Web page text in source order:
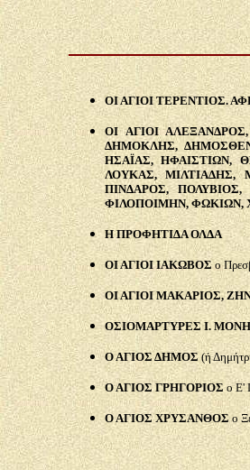
ΟΙ ΑΓΙΟΙ ΤΕΡΕΝΤΙΟΣ.
ΟΙ ΑΓΙΟΙ
ΔΗΜΟΚΛΗΣ,
ΗΣΑΪΑΣ, ΗΦΑΙΣΤΙΩΝ,
ΛΟΥΚΑΣ, ΜΙΛΤΙΑΔΗΣ,
ΠΙΝΔΑΡΟΣ,
ΦΙΛΟΠΟΙΜΗΝ, ΦΩΚΙΩΝ,
Η ΠΡΟΦΗΤΙΔΑ ΟΛΔΑ
ΟΙ ΑΓΙΟΙ ΙΑΚΩΒΟΣο
ΟΙ ΑΓΙΟΙ ΜΑΚΑΡΙΟΣ,
ΟΣΙΟΜΑΡΤΥΡΕΣ Ι.
Ο ΑΓΙΟΣ ΔΗΜΟΣ (ή
Ο ΑΓΙΟΣ ΓΡΗΓΟΡΙΟΣ ο Ε'
Ο ΑΓΙΟΣ ΧΡΥΣΑΝΘΟΣο